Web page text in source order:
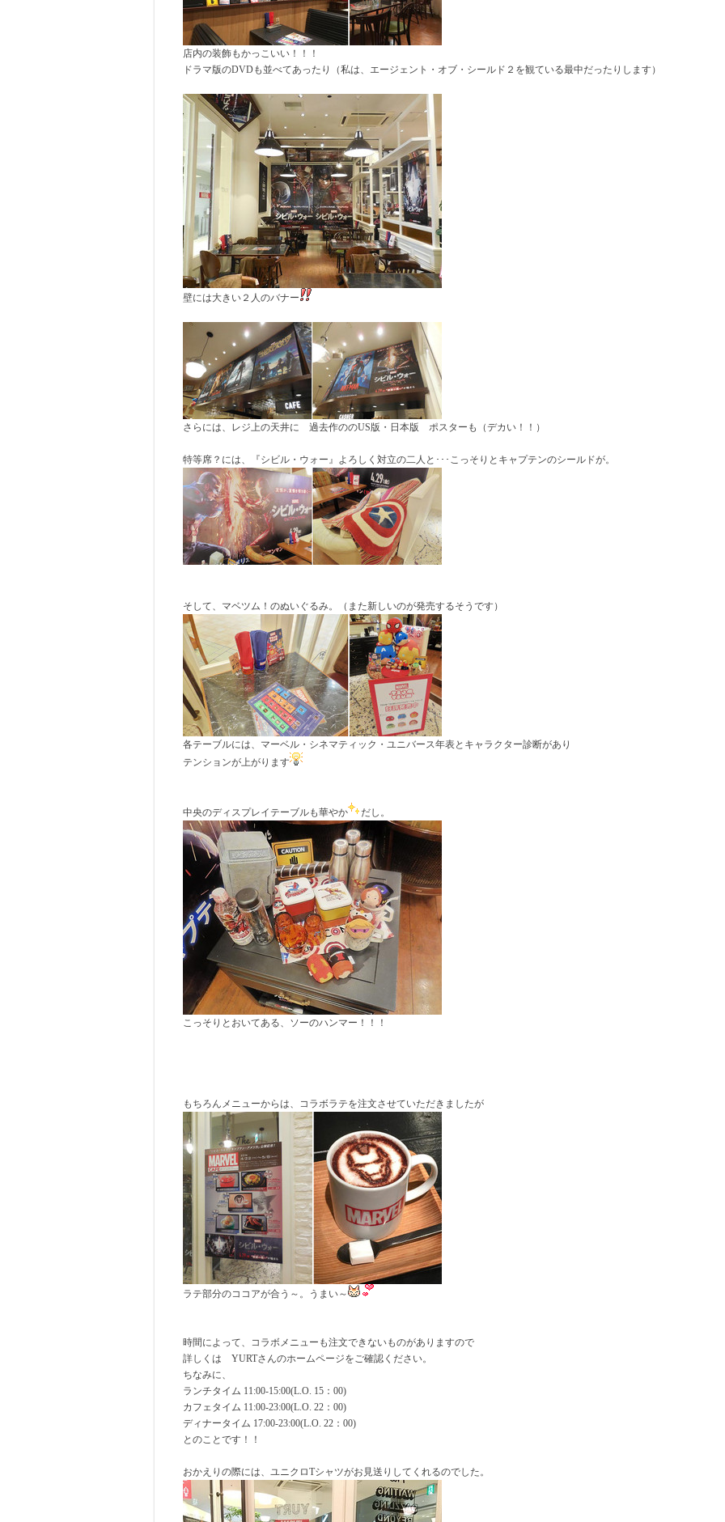
店内の装飾もかっこいい！！！
ドラマ版のDVDも並べてあったり（私は、エージェント・オブ・シールド２を観ている最中だったりします）
壁には大きい２人のバナー
さらには、レジ上の天井に 過去作ののUS版・日本版 ポスターも（デカい！！）
特等席？には、『シビル・ウォー』よろしく対立の二人と･･･こっそりとキャプテンのシールドが。
そして、マベツム！のぬいぐるみ。（また新しいのが発売するそうです）
各テーブルには、マーベル・シネマティック・ユニバース年表とキャラクター診断があり
テンションが上がります
中央のディスプレイテーブルも華やか だし。
こっそりとおいてある、ソーのハンマー！！！
もちろんメニューからは、コラボラテを注文させていただきましたが
ラテ部分のココアが合う～。うまい～
時間によって、コラボメニューも注文できないものがありますので
詳しくは YURTさんのホームページをご確認ください。
ちなみに、
ランチタイム 11:00-15:00(L.O. 15：00)
カフェタイム 11:00-23:00(L.O. 22：00)
ディナータイム 17:00-23:00(L.O. 22：00)
とのことです！！
おかえりの際には、ユニクロTシャツがお見送りしてくれるのでした。